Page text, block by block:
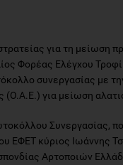
για τη μείωση
Φορέας Ελέγχου
συνεργασίας με
(Ο.Α.Ε.) για μείωση
Συνεργασίας,
ΕΦΕΤ κύριος Ιωάννης
Αρτοποιών